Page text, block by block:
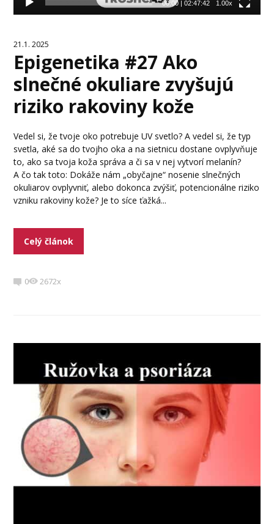
00:00| 02:47:42 1.00x
21.1. 2025
Epigenetika #27 Ako
slnečné okuliare zvyšujú
riziko rakoviny kože
Vedel si, že tvoje oko potrebuje UV svetlo? A vedel si, že typ
svetla, aké sa do tvojho oka a na sietnicu dostane ovplyvňuje
to, ako sa tvoja koža správa a či sa v nej vytvorí melanín?
A čo tak toto: Dokáže nám „obyčajne“ nosenie slnečných
okuliarov ovplyvniť, alebo dokonca zvýšiť, potencionálne riziko
vzniku rakoviny kože? Je to síce ťažká...
Celý článok
0 2672x